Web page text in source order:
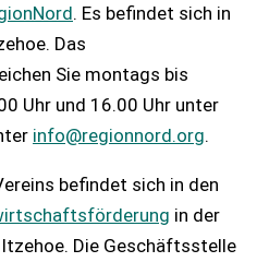
. Es befindet sich in
Das
Sie montags bis
Uhr und 16.00 Uhr unter
info@regionnord.org.
befindet sich in den
in der
Die Geschäftsstelle